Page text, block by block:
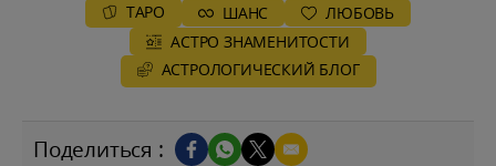
ТАРО
ШАНС
ЛЮБОВЬ
АСТРО ЗНАМЕНИТОСТИ
AСТРОЛОГИЧЕСКИЙ БЛОГ
Поделиться :